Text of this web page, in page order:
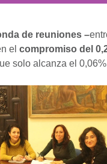
de reuniones –
el compromiso del
solo alcanza el 0,06%